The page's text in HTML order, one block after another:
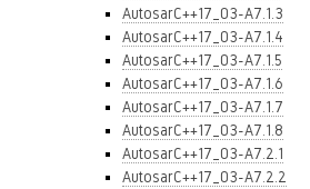
AutosarC++17_03-A7.1.3
AutosarC++17_03-A7.1.4
AutosarC++17_03-A7.1.5
AutosarC++17_03-A7.1.6
AutosarC++17_03-A7.1.7
AutosarC++17_03-A7.1.8
AutosarC++17_03-A7.2.1
AutosarC++17_03-A7.2.2